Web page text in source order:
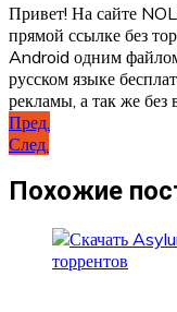
Привет! На сайте
прямой ссылке без
Android одним
русском языке
рекламы, а так же без
Навигация
по
записям
Пред.
След.
Похожие